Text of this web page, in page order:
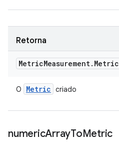
Retorna
MetricMeasurement. Metric
O Metric criado
numericArrayToMetric